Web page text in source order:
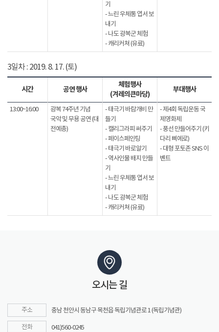
기
- 느린 우체통 엽서 보
내기
- 나도 광복군 체험
- 캐리커쳐 (유료)
3일차 : 2019. 8. 17. (토)
시간 공연 행사
체험행사
(겨레의큰마당)
부대행사
13:00~16:00
광복 74주년 기념
국악 및 무용 공연 (대
전예총)
- 태극기 바람개비 만
들기
- 캘리그라피 써주기
- 페이스페인팅
- 태극기 바로알기
- 역사인물 배지 만들
기
- 느린 우체통 엽서 보
내기
- 나도 광복군 체험
- 캐리커쳐 (유료)
- 제4회 독립운동 국
제영화제
- 풍선 만들어주기 (키
다리 삐에로)
- 대형 포토존 SNS 이
벤트
오시는 길
주소 충남 천안시 동남구 목천읍 독립기념관로 1 (독립기념관)
전화 041)560-0245